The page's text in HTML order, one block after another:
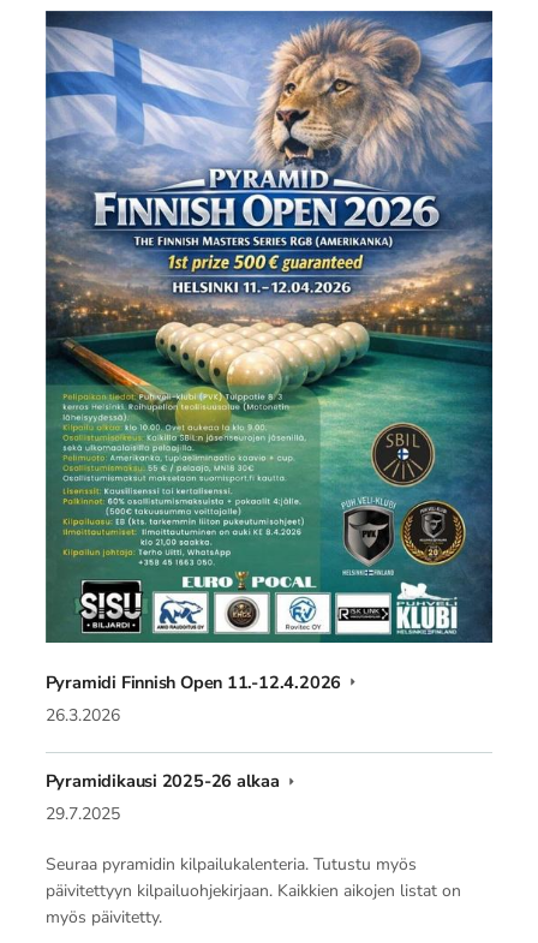
Pyramidi Finnish Open 11.-12.4.2026
26.3.2026
Pyramidikausi 2025-26 alkaa
29.7.2025
Seuraa pyramidin kilpailukalenteria. Tutustu myös
päivitettyyn kilpailuohjekirjaan. Kaikkien aikojen listat on
myös päivitetty.